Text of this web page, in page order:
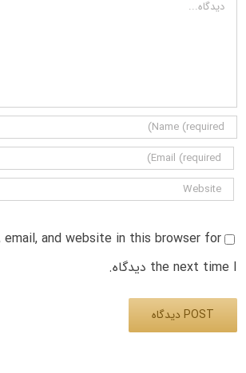
email, and website in this browser for
the next time I دیدگاه.